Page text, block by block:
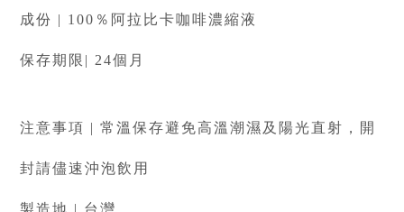
成份 | 100％阿拉比卡咖啡濃縮液
保存期限| 24個月
注意事項 | 常溫保存避免高溫潮濕及陽光直射，開
封請儘速沖泡飲用
製造地 | 台灣